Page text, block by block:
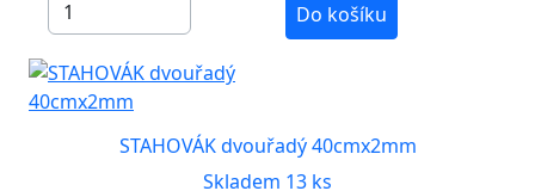
Do košíku
STAHOVÁK dvouřadý 40cmx2mm
Skladem 13 ks